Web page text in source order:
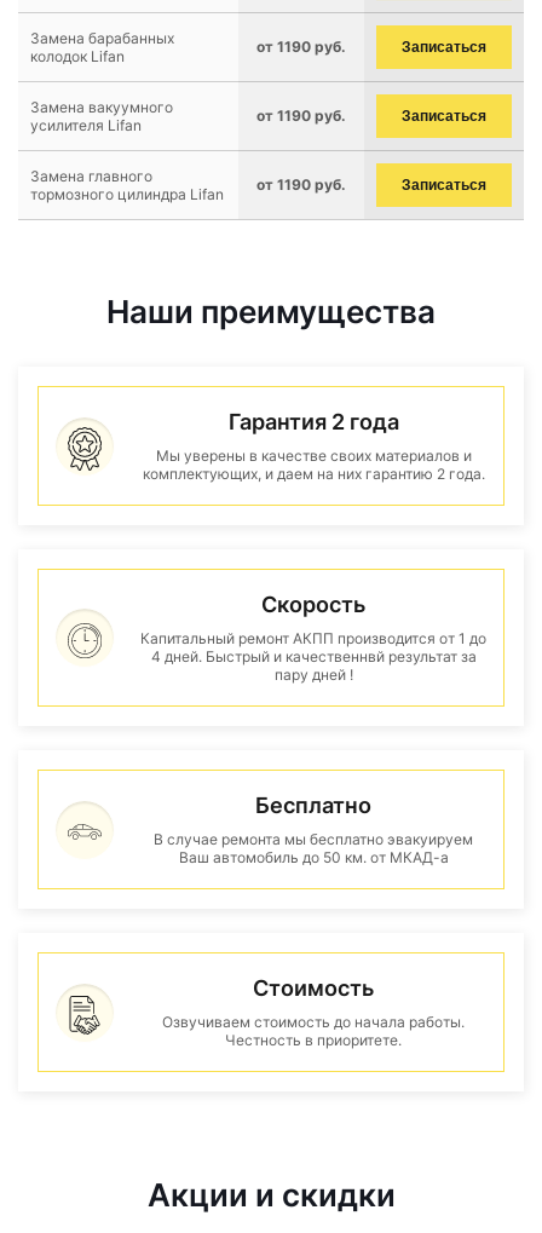
Замена барабанных
колодок Lifan
от 1190 руб. Записаться
Замена вакуумного
усилителя Lifan
от 1190 руб. Записаться
Замена главного
тормозного цилиндра Lifan
от 1190 руб. Записаться
Наши преимущества
Гарантия 2 года
Мы уверены в качестве своих материалов и
комплектующих, и даем на них гарантию 2 года.
Скорость
Капитальный ремонт АКПП производится от 1 до
4 дней. Быстрый и качественнвй результат за
пару дней !
Бесплатно
В случае ремонта мы бесплатно эвакуируем
Ваш автомобиль до 50 км. от МКАД-а
Стоимость
Озвучиваем стоимость до начала работы.
Честность в приоритете.
Акции и скидки